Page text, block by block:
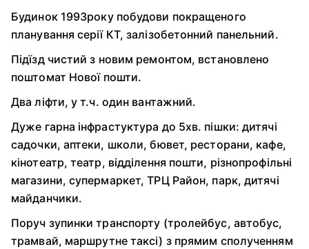
Будинок 1993року побудови покращеного
планування серії КТ, залізобетонний панельний.
Підїзд чистий з новим ремонтом, встановлено
поштомат Нової пошти.
Два ліфти, у т.ч. один вантажний.
Дуже гарна інфрастуктура до 5хв. пішки: дитячі
садочки, аптеки, школи, бювет, ресторани, кафе,
кінотеатр, театр, відділення пошти, різнопрофільні
магазини, супермаркет, ТРЦ Район, парк, дитячі
майданчики.
Поруч зупинки транспорту (тролейбус, автобус,
трамвай, маршрутне таксі) з прямим сполученням